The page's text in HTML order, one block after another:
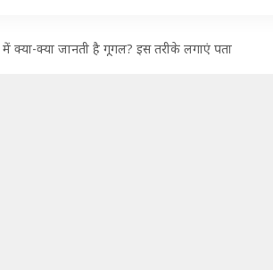
क्या-क्या जानती है गूगल? इस तरीके लगाएं पता